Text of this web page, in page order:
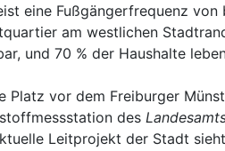
eine Fußgängerfrequenz
am westlichen
und 70 % der Haushalte
Platz vor dem Freiburger
des
Leitprojekt der Stadt